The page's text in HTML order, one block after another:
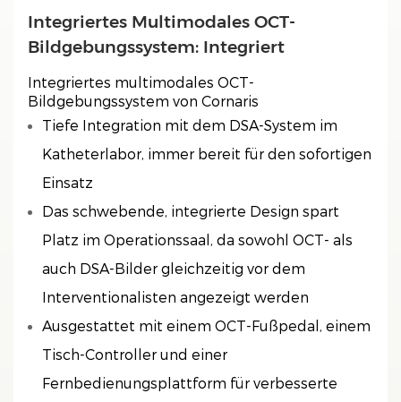
Integriertes Multimodales OCT-
Bildgebungssystem: Integriert
Integriertes multimodales OCT-
Bildgebungssystem von Cornaris
Tiefe Integration mit dem DSA-System im
Katheterlabor, immer bereit für den sofortigen
Einsatz
Das schwebende, integrierte Design spart
Platz im Operationssaal, da sowohl OCT- als
auch DSA-Bilder gleichzeitig vor dem
Interventionalisten angezeigt werden
Ausgestattet mit einem OCT-Fußpedal, einem
Tisch-Controller und einer
Fernbedienungsplattform für verbesserte